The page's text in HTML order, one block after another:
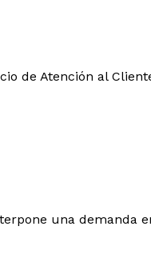
de Atención al
una